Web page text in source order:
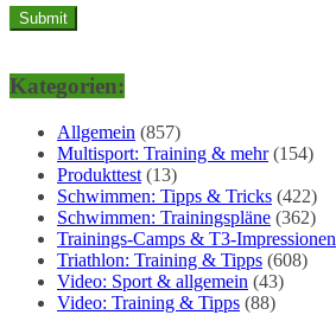
Kategorien:
Allgemein (857)
Multisport: Training & mehr(154)
Produkttest (13)
Schwimmen: Tipps & Tricks (422)
Schwimmen: Trainingspläne (362)
Trainings-Camps & T3-Impressionen
Triathlon: Training & Tipps (608)
Video: Sport & allgemein (43)
Video: Training & Tipps (88)